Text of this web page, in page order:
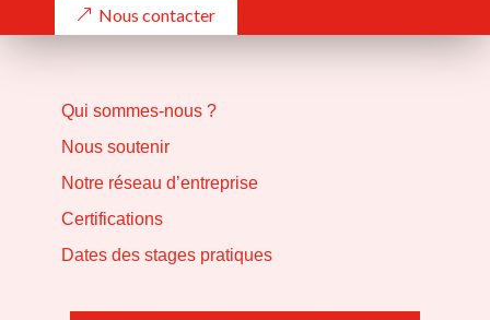
Nous contacter
Qui sommes-nous ?
Nous soutenir
Notre réseau d’entreprise
Certifications
Dates des stages pratiques